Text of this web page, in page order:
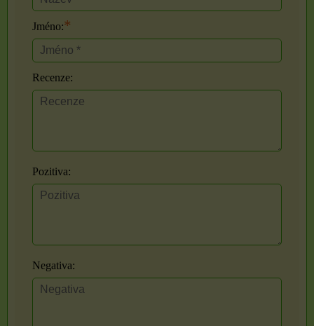
Jméno:*
Recenze:
Pozitiva:
Negativa: